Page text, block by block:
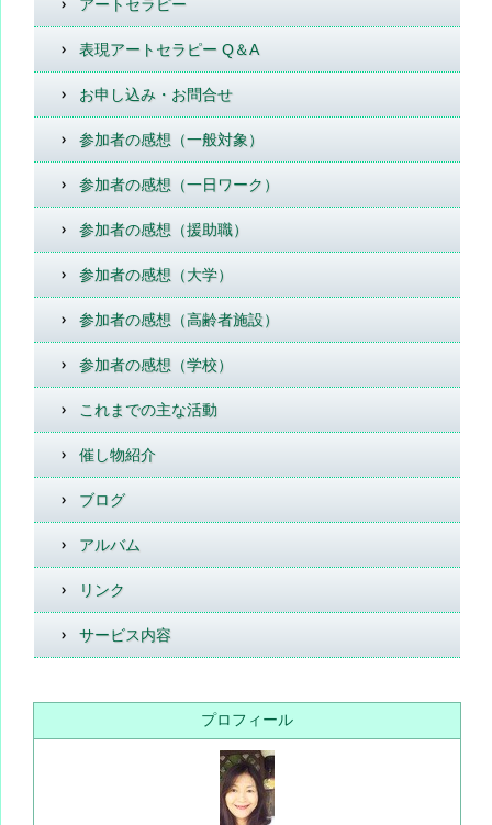
アートセラピー
表現アートセラピー Q＆A
お申し込み・お問合せ
参加者の感想（一般対象）
参加者の感想（一日ワーク）
参加者の感想（援助職）
参加者の感想（大学）
参加者の感想（高齢者施設）
参加者の感想（学校）
これまでの主な活動
催し物紹介
ブログ
アルバム
リンク
サービス内容
プロフィール